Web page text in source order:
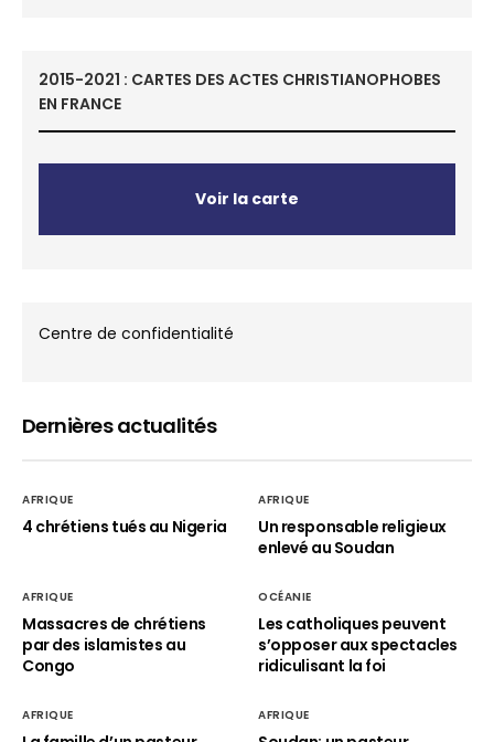
2015-2021 : CARTES DES ACTES CHRISTIANOPHOBES
EN FRANCE
Voir la carte
Centre de confidentialité
Dernières actualités
AFRIQUE
4 chrétiens tués au Nigeria
AFRIQUE
Un responsable religieux
enlevé au Soudan
AFRIQUE
Massacres de chrétiens
par des islamistes au
Congo
OCÉANIE
Les catholiques peuvent
s’opposer aux spectacles
ridiculisant la foi
AFRIQUE AFRIQUE